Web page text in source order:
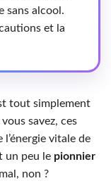
sans alcool.
et la
tout simplement
vous savez, ces
vitale de
un peu le pionnier
non ?